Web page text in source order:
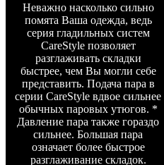
Неважно насколько сильно
помята Ваша одежда, ведь
серия гладильных систем
CareStyle позволяет
разглаживать складки
быстрее, чем Вы могли себе
представить. Подача пара в
серии CareStyle вдвое сильнее
обычных паровых утюгов. *
Давление пара также гораздо
сильнее. Большая пара
означает более быстрое
разглаживание складок.